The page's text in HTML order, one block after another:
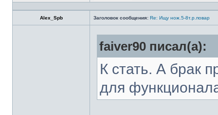
Alex_Spb Заголовок сообщения: Re: Ищу нож.5-8т.р.повар
faiver90 писал(а):
К стать. А брак
для